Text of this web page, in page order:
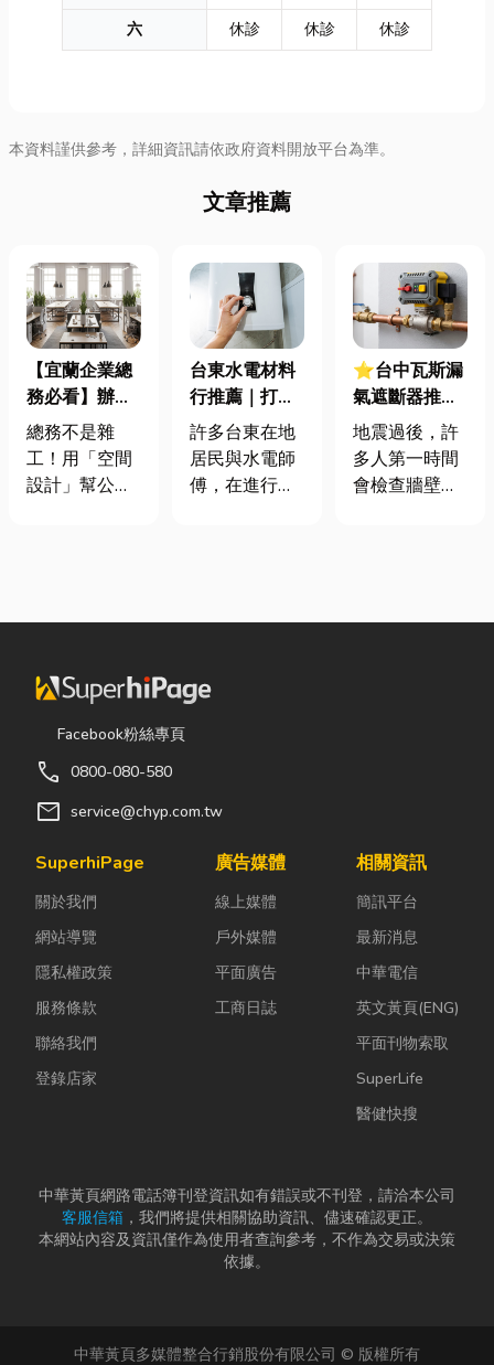
六
休診 休診 休診
本資料謹供參考，詳細資訊請依政府資料開放平台為準。
文章推薦
【宜蘭企業總
務必看】辦公
室如何打造高
效能職場？從
辦公桌椅、系
總務不是雜
工！用「空間
設計」幫公司
公室時，常覺
缺東西時「壞
什麼補什麼」
就好，但這種
花了大錢，卻
換來員工抱怨
辦公室空間設
司賺錢的戰
略！真正厲
害...
台東水電材料
行推薦｜打造
安全耐用的居
家環境
許多台東在地
居民與水電師
傅，在進行居
料行採購。除
照施工需求，
馬達、衛浴設
關產品。 無論
關、安裝節能
燈具、處...
⭐台中瓦斯漏
氣遮斷器推薦
廠商在這！地
震氣爆怎麼
防？警報器與
地震過後，許
多人第一時間
會檢查牆壁裂
線。日前日本
默充斥在空間
一絲靜電或按
下開關的火
花...
Facebook粉絲專頁
call 0800-080-580
mail service@chyp.com.tw
SuperhiPage
關於我們
網站導覽
隱私權政策
服務條款
聯絡我們
登錄店家
廣告媒體
線上媒體
戶外媒體
平面廣告
工商日誌
相關資訊
簡訊平台
最新消息
中華電信
英文黃頁(ENG)
平面刊物索取
SuperLife
醫健快搜
中華黃頁網路電話簿刊登資訊如有錯誤或不刊登，請洽本公司
客服信箱 ，我們將提供相關協助資訊、儘速確認更正。
本網站內容及資訊僅作為使用者查詢參考，不作為交易或決策
依據。
中華黃頁多媒體整合行銷股份有限公司 © 版權所有